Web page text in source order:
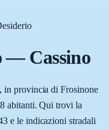
—Cassino
in provincia di Frosinone
abitanti. Qui trovi la
e le indicazioni stradali